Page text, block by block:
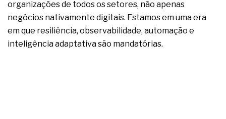
organizações de todos os setores, não apenas
negócios nativamente digitais. Estamos em uma era
em que resiliência, observabilidade, automação e
inteligência adaptativa são mandatórias.